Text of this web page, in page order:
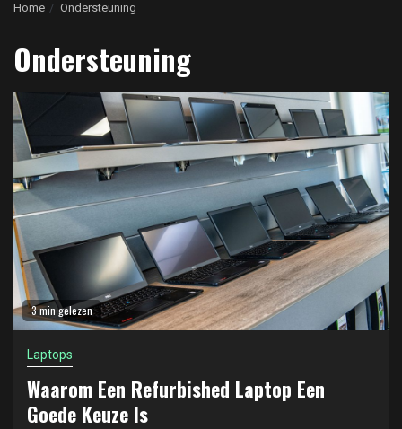
Home Ondersteuning
Ondersteuning
3 min gelezen
Laptops
Waarom Een Refurbished Laptop Een
Goede Keuze Is